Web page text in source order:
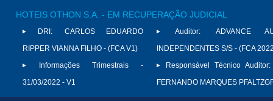
HOTEIS OTHON S.A. - EM RECUPERAÇÃO JUDICIAL
DRI:
CARLOS EDUARDO
RIPPER VIANNA FILHO - (FCA V1)
Informações Trimestrais -
31/03/2022 - V1
Auditor:
ADVANCE
INDEPENDENTES S/S - (FCA
Responsável Técnico Auditor:
FERNANDO MARQUES